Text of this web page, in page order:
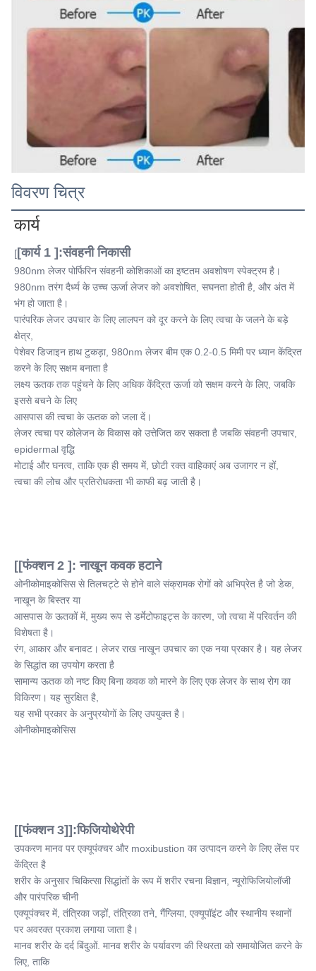
विवरण चित्र
कार्य
[[कार्य 1 ]:संवहनी निकासी
980nm लेजर पोर्फिरिन संवहनी कोशिकाओं का इष्टतम अवशोषण स्पेक्ट्रम है।
980nm तरंग दैर्ध्य के उच्च ऊर्जा लेजर को अवशोषित, सघनता होती है, और अंत में
भंग हो जाता है।
पारंपरिक लेजर उपचार के लिए लालपन को दूर करने के लिए त्वचा के जलने के बड़े
क्षेत्र,
पेशेवर डिजाइन हाथ टुकड़ा, 980nm लेजर बीम एक 0.2-0.5 मिमी पर ध्यान केंद्रित
करने के लिए सक्षम बनाता है
लक्ष्य ऊतक तक पहुंचने के लिए अधिक केंद्रित ऊर्जा को सक्षम करने के लिए, जबकि
इससे बचने के लिए
आसपास की त्वचा के ऊतक को जला दें।
लेजर त्वचा पर कोलेजन के विकास को उत्तेजित कर सकता है जबकि संवहनी उपचार,
epidermal वृद्धि
मोटाई और घनत्व, ताकि एक ही समय में, छोटी रक्त वाहिकाएं अब उजागर न हों,
त्वचा की लोच और प्रतिरोधकता भी काफी बढ़ जाती है।
[[फंक्शन 2 ]: नाखून कवक हटाने
ओनीकोमाइकोसिस से तिलचट्टे से होने वाले संक्रामक रोगों को अभिप्रेत है जो डेक,
नाखून के बिस्तर या
आसपास के ऊतकों में, मुख्य रूप से डर्मेटोफाइट्स के कारण, जो त्वचा में परिवर्तन की
विशेषता है।
रंग, आकार और बनावट। लेजर राख नाखून उपचार का एक नया प्रकार है। यह लेजर
के सिद्धांत का उपयोग करता है
सामान्य ऊतक को नष्ट किए बिना कवक को मारने के लिए एक लेजर के साथ रोग का
विकिरण। यह सुरक्षित है,
यह सभी प्रकार के अनुप्रयोगों के लिए उपयुक्त है।
ओनीकोमाइकोसिस
[[फंक्शन 3]]:फिजियोथेरेपी
उपकरण मानव पर एक्यूपंक्चर और moxibustion का उत्पादन करने के लिए लेंस पर
केंद्रित है
शरीर के अनुसार चिकित्सा सिद्धांतों के रूप में शरीर रचना विज्ञान, न्यूरोफिजियोलॉजी
और पारंपरिक चीनी
एक्यूपंक्चर में, तंत्रिका जड़ों, तंत्रिका तने, गैंग्लिया, एक्यूपॉइंट और स्थानीय स्थानों
पर अवरक्त प्रकाश लगाया जाता है।
मानव शरीर के दर्द बिंदुओं. मानव शरीर के पर्यावरण की स्थिरता को समायोजित करने के
लिए, ताकि